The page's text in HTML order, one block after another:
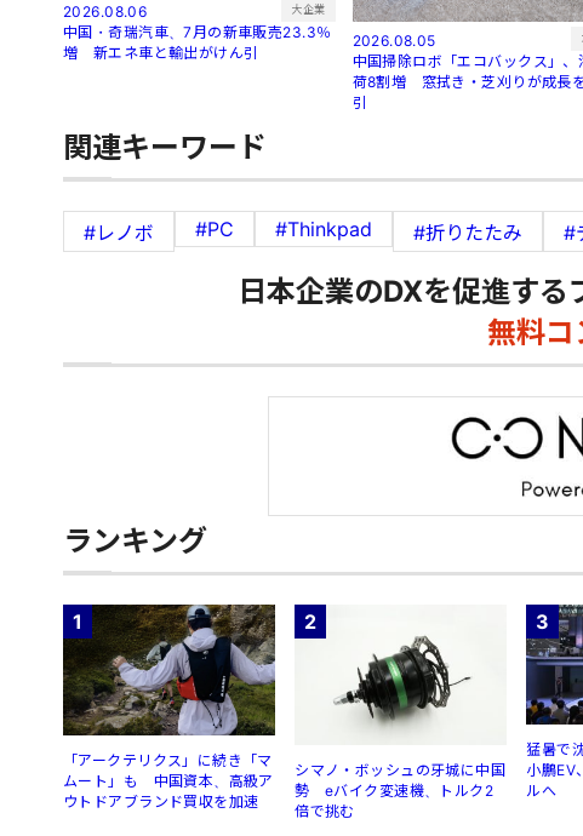
2026.08.06 大企業
中国・奇瑞汽車、7月の新車販売23.3％
増 新エネ車と輸出がけん引
2026.08.05
中国掃除ロボ「エコバックス」、
荷8割増 窓拭き・芝刈りが成長
引
関連キーワード
#レノボ #PC #Thinkpad #折りたたみ #
日本企業のDXを促進する
無料コ
ランキング
1
「アークテリクス」に続き「マ
ムート」も 中国資本、高級ア
ウトドアブランド買収を加速
2
シマノ・ボッシュの牙城に中国
勢 eバイク変速機、トルク2
倍で挑む
3
猛暑で
小鵬EV
ルへ